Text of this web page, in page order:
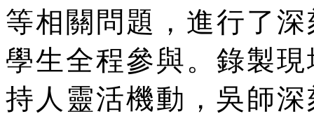
等相關問題，進行了
學生全程參與。錄製
持人靈活機動，吳師